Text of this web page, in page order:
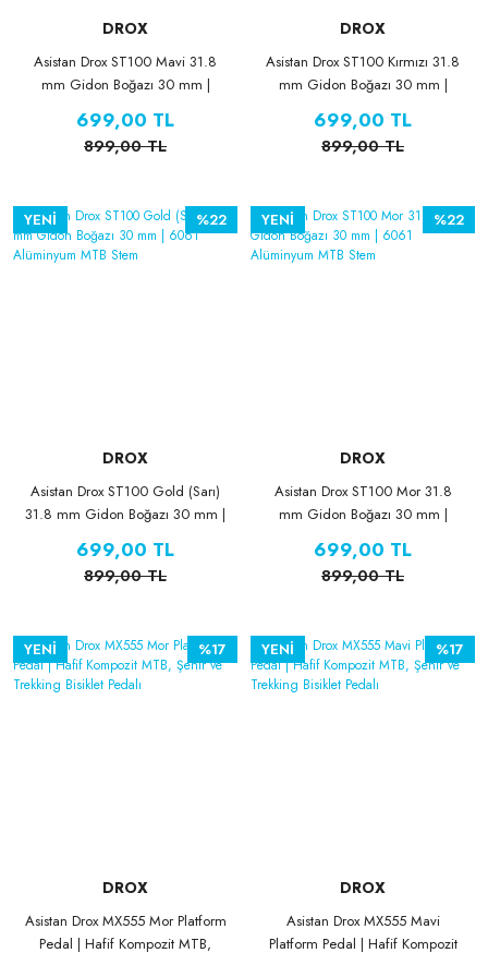
DROX
Asistan Drox ST100 Mavi 31.8
mm Gidon Boğazı 30 mm |
699,00 TL
899,00 TL
DROX
Asistan Drox ST100 Kırmızı 31.8
mm Gidon Boğazı 30 mm |
699,00 TL
899,00 TL
%22
YENİ
DROX
Asistan Drox ST100 Gold (Sarı)
31.8 mm Gidon Boğazı 30 mm |
699,00 TL
899,00 TL
%22
YENİ
DROX
Asistan Drox ST100 Mor 31.8
mm Gidon Boğazı 30 mm |
699,00 TL
899,00 TL
%17
YENİ
DROX
Asistan Drox MX555 Mor Platform
Pedal | Hafif Kompozit MTB,
%17
YENİ
DROX
Asistan Drox MX555 Mavi
Platform Pedal | Hafif Kompozit